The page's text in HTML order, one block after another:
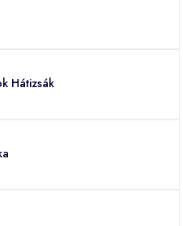
Hátizsák